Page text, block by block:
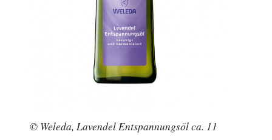
© Weleda, Lavendel Entspannungsöl ca. 11